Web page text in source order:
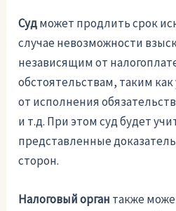
Судможет продлить срок
случае невозможности
независящим от
обстоятельствам, таким
от исполнения
и т.д. При этом суд будет
представленные
сторон.
Налоговый орган также